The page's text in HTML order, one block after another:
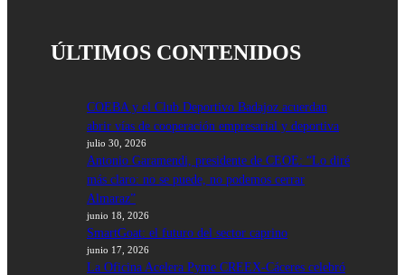
ÚLTIMOS CONTENIDOS
COEBA y el Club Deportivo Badajoz acuerdan
abrir vías de cooperación empresarial y deportiva
julio 30, 2026
Antonio Garamendi, presidente de CEOE: “Lo diré
más claro: no se puede, no podemos cerrar
Almaraz”
junio 18, 2026
SmartGoat: el futuro del sector caprino
junio 17, 2026
La Oficina Acelera Pyme CREEX-Cáceres celebró